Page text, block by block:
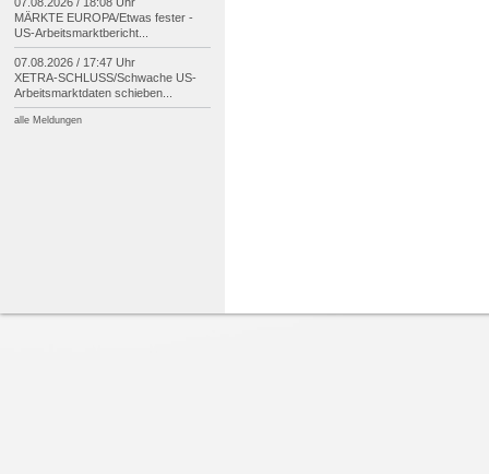
MÄRKTE EUROPA/Etwas fester -
US-Arbeitsmarktbericht...
07.08.2026 / 17:47 Uhr
XETRA-SCHLUSS/Schwache US-
Arbeitsmarktdaten schieben...
alle Meldungen